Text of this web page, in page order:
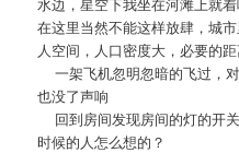
在这里当然不能这样放肆，城
人空间，人口密度大，必要的
一架飞机忽明忽暗的飞过，
也没了声响
回到房间发现房间的灯的开
时候的人怎么想的？